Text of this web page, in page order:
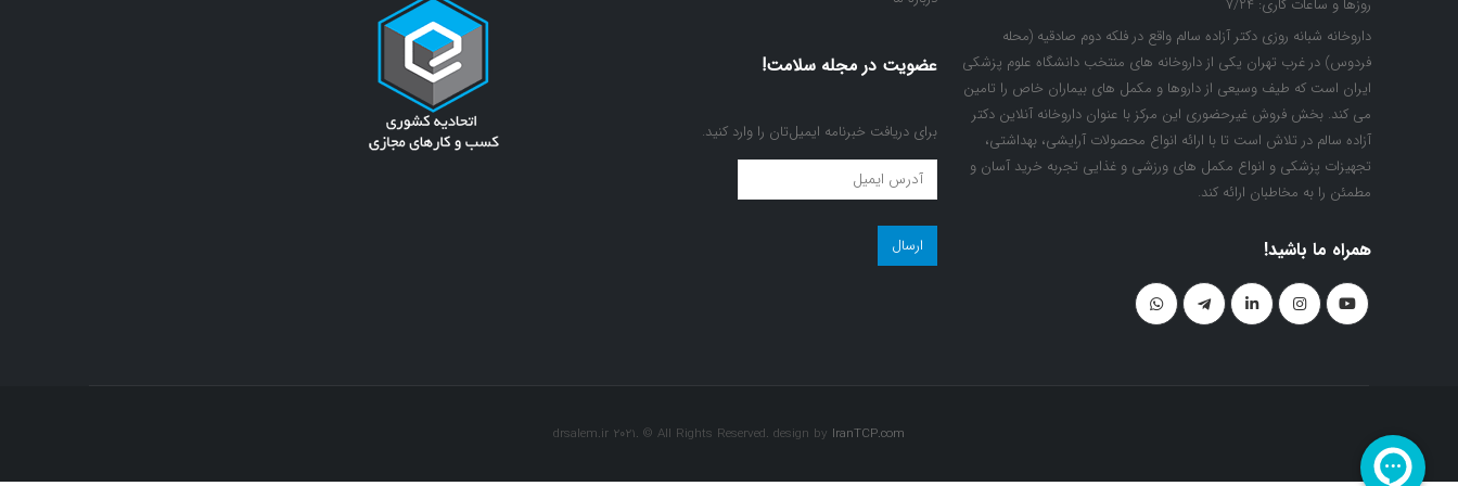
داروخانه شبانه روزی دکتر آزاده سالم واقع در فلکه دوم صادقیه (محله
فردوس) در غرب تهران یکی از داروخانه های منتخب دانشگاه علوم پزشکی
ایران است که طیف وسیعی از داروها و مکمل های بیماران خاص را تامین
می کند. بخش فروش غیرحضوری این مرکز با عنوان داروخانه آنلاین دکتر
آزاده سالم در تلاش است تا با ارائه انواع محصولات آرایشی، بهداشتی،
تجهیزات پزشکی و انواع مکمل های ورزشی و غذایی تجربه خرید آسان و
مطمئن را به مخاطبان ارائه کند.
همراه ما باشید!
عضویت در مجله سلامت!
برای دریافت خبرنامه ایمیل‌تان را وارد کنید.
عضویت
در
مجله
سلامت!
drsalem.ir 2021. © All Rights Reserved. design by IranTCP.com